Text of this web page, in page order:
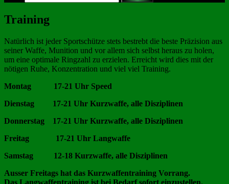
nach:
Training
Natürlich ist jeder Sportschütze stets bestrebt die beste Präzision aus
seiner Waffe, Munition und vor allem sich selbst heraus zu holen,
um eine optimale Ringzahl zu erzielen. Erreicht wird dies mit der
nötigen Ruhe, Konzentration und viel viel Training.
Montag 17-21 Uhr Speed
Dienstag 17-21 Uhr Kurzwaffe, alle Disziplinen
Donnerstag 17-21 Uhr Kurzwaffe, alle Disziplinen
Freitag 17-21 Uhr Langwaffe
Samstag 12-18 Kurzwaffe, alle Disziplinen
Ausser Freitags hat das Kurzwaffentraining Vorrang.
Das Langwaffentraining ist bei Bedarf sofort einzustellen.